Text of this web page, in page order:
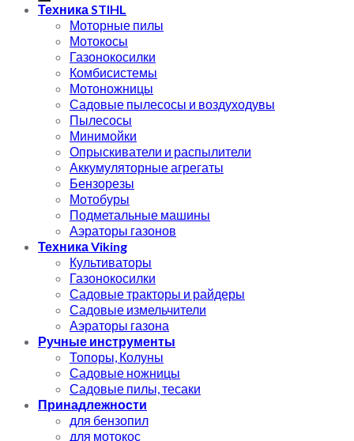
Техника STIHL
Моторные пилы
Мотокосы
Газонокосилки
Комбисистемы
Мотоножницы
Садовые пылесосы и воздуходувы
Пылесосы
Минимойки
Опрыскиватели и распылители
Аккумуляторные агрегаты
Бензорезы
Мотобуры
Подметальные машины
Аэраторы газонов
Техника Viking
Культиваторы
Газонокосилки
Садовые тракторы и райдеры
Садовые измельчители
Аэраторы газона
Ручные инструменты
Топоры, Колуны
Садовые ножницы
Садовые пилы, тесаки
Принадлежности
для бензопил
для мотокос